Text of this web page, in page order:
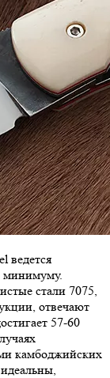
ведется
минимуму.
стали 7075,
отвечают
57-60
камбоджийских